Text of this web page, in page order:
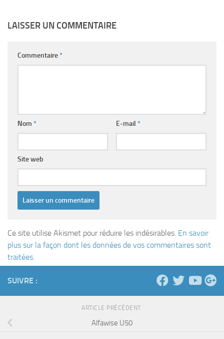
LAISSER UN COMMENTAIRE
Commentaire*
Nom * E-mail *
Site web
Ce site utilise Akismet pour réduire les indésirables. En savoir
plus sur la façon dont les données de vos commentaires sont
traitées.
SUIVRE :
ARTICLE PRÉCÉDENT
Alfawise U50